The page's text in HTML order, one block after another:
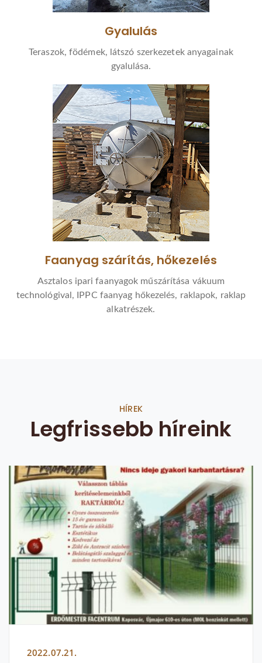
Gyalulás
Teraszok, födémek, látszó szerkezetek anyagainak
gyalulása.
Faanyag szárítás, hőkezelés
Asztalos ipari faanyagok műszárítása vákuum
technológival, IPPC faanyag hőkezelés, raklapok, raklap
alkatrészek.
HÍREK
Legfrissebb híreink
2022.07.21.